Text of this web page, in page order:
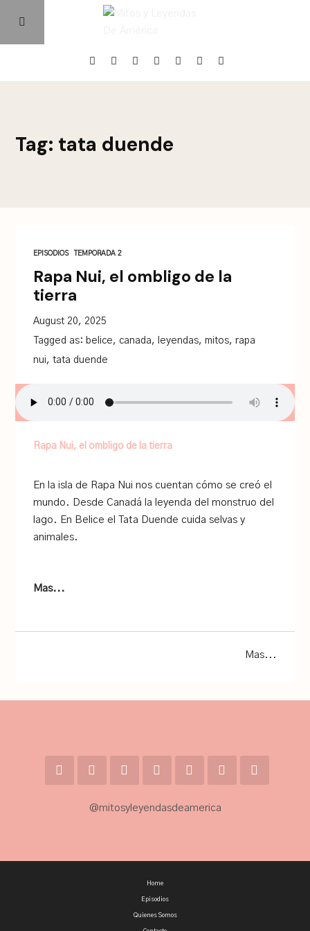
Episodios
Tag: tata duende
EPISODIOS TEMPORADA 2
Rapa Nui, el ombligo de la
tierra
August 20, 2025
Tagged as: belice, canada, leyendas,mitos,rapa
nui,tata duende
Rapa Nui, el ombligo de la tierra
En la isla de Rapa Nui nos cuentan cómo se creó el
mundo. Desde Canadá la leyenda del monstruo del
lago. En Belice el Tata Duende cuida selvas y
animales.
Mas...
Mas...
@mitosyleyendasdeamerica
Home
Episodios
Quienes Somos